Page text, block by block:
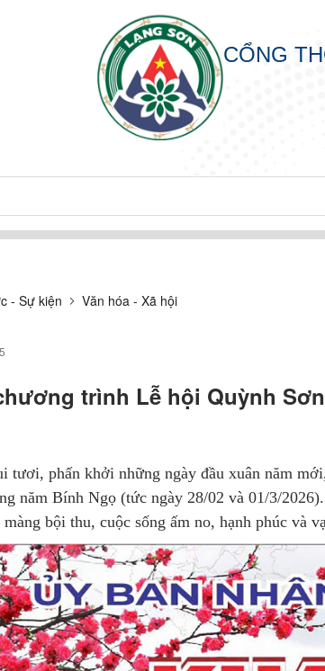
CỔNG
- Sự kiện Văn hóa - Xã hội
trình Lễ hội Quỳnh
tươi, phấn khởi những ngày đầu xuân năm
năm Bính Ngọ (tức ngày 28/02 và 01/3/
bội thu, cuộc sống ấm no, hạnh phúc và